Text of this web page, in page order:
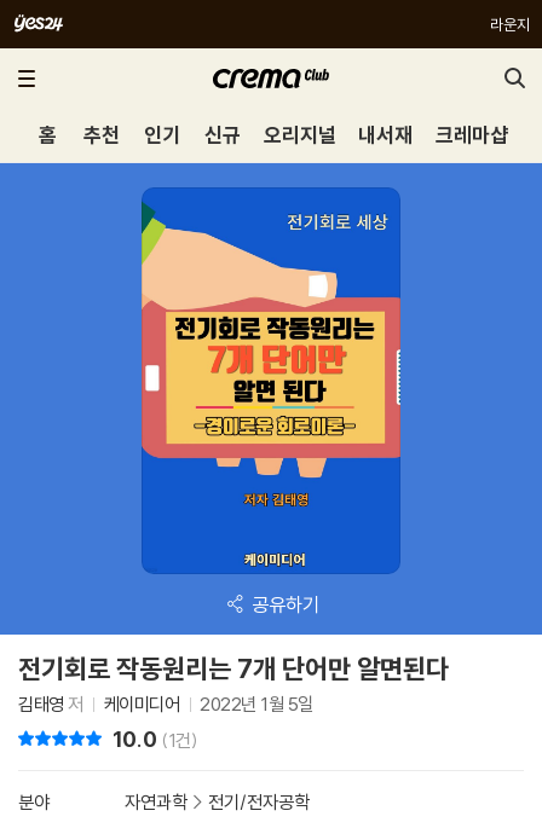
라운지
홈 추천 인기 신규 오리지널 내서재 크레마샵
공유하기
전기회로 작동원리는 7개 단어만 알면된다
김태영 저 케이미디어 2022년 1월 5일
10.0 (1건)
분야 자연과학 > 전기/전자공학